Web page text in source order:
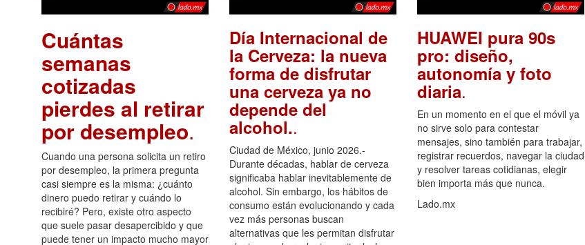
Cuántas
semanas
cotizadas
pierdes al retirar
por desempleo.
Cuando una persona solicita un retiro
por desempleo, la primera pregunta
casi siempre es la misma: ¿cuánto
dinero puedo retirar y cuándo lo
recibiré? Pero, existe otro aspecto
que suele pasar desapercibido y que
puede tener un impacto mucho mayor
Día Internacional de
la Cerveza: la nueva
forma de disfrutar
una cerveza ya no
depende del
alcohol..
Ciudad de México, junio 2026.-
Durante décadas, hablar de cerveza
significaba hablar inevitablemente de
alcohol. Sin embargo, los hábitos de
consumo están evolucionando y cada
vez más personas buscan
alternativas que les permitan disfrutar
HUAWEI pura 90s
pro: diseño,
autonomía y foto
diaria.
En un momento en el que el móvil ya
no sirve solo para contestar
mensajes, sino también para trabajar,
registrar recuerdos, navegar la ciudad
y resolver tareas cotidianas, elegir
bien importa más que nunca.
Lado.mx